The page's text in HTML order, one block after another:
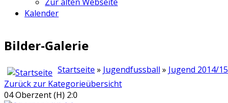
Kalender
Bilder-Galerie
Startseite » Jugendfussball » Jugend 2014/15
Zurück zur Kategorieübersicht
04 Oberzent (H) 2:0